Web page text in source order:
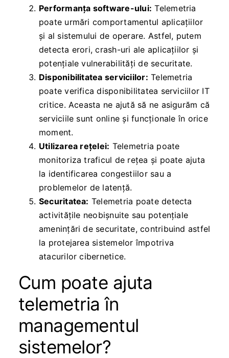
Performanța software-ului: Telemetria
poate urmări comportamentul aplicațiilor
și al sistemului de operare. Astfel, putem
detecta erori, crash-uri ale aplicațiilor și
potențiale vulnerabilități de securitate.
Disponibilitatea serviciilor: Telemetria
poate verifica disponibilitatea serviciilor IT
critice. Aceasta ne ajută să ne asigurăm că
serviciile sunt online și funcționale în orice
moment.
Utilizarea rețelei: Telemetria poate
monitoriza traficul de rețea și poate ajuta
la identificarea congestiilor sau a
problemelor de latență.
Securitatea: Telemetria poate detecta
activitățile neobișnuite sau potențiale
amenințări de securitate, contribuind astfel
la protejarea sistemelor împotriva
atacurilor cibernetice.
Cum poate ajuta
telemetria în
managementul
sistemelor?